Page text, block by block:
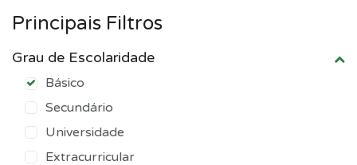
Principais Filtros
Grau de Escolaridade
Básico
Secundário
Universidade
Extracurricular